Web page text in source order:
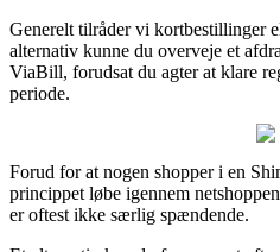
Generelt tilråder vi kortbestillinger
alternativ kunne du overveje et
ViaBill, forudsat du agter at klare
periode.
Forud for at nogen shopper i en
princippet løbe igennem
er oftest ikke særlig spændende.